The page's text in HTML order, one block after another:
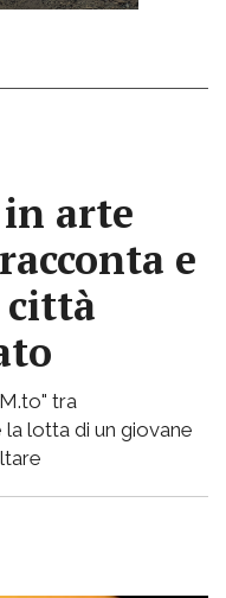
arte
e
città
tra
lotta di un giovane